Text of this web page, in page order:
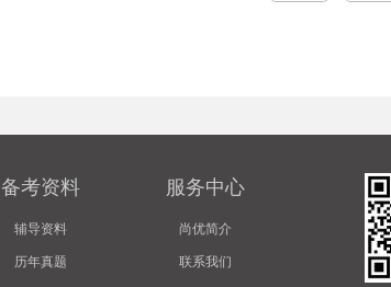
备考资料
辅导资料
历年真题
服务中心
尚优简介
联系我们